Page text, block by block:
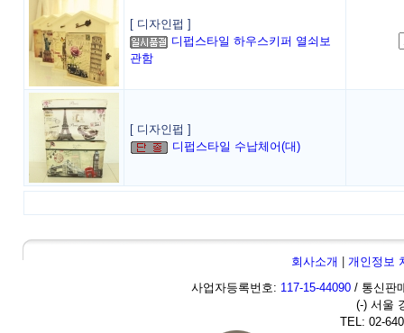
[ 디자인펍 ]
디펍스타일 하우스키퍼 열쇠보
관함
[ 디자인펍 ]
디펍스타일 수납체어(대)
회사소개
개인정보
사업자등록번호: 117-15-44090/ 통신판
(-) 서울
TEL: 02-